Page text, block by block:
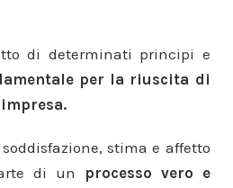
di determinati principi e
per la riuscita di
stima e affetto
di un
processo vero e